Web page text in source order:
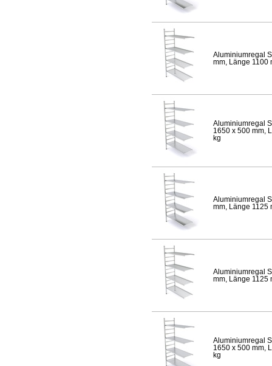
Aluminiumregal
mm, Länge 1100
Aluminiumregal
1650 x 500 mm,
kg
Aluminiumregal
mm, Länge 1125
Aluminiumregal
mm, Länge 1125
Aluminiumregal
1650 x 500 mm,
kg